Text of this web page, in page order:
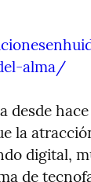
alma/
desde
la
digital,
de